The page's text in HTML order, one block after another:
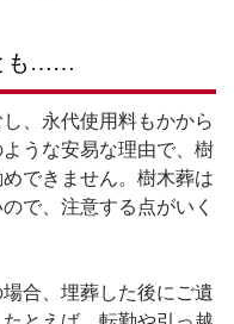
も……
、永代使用料もかから
うな安易な理由で、樹
できません。樹木葬は
で、注意する点がいく
合、埋葬した後にご遺